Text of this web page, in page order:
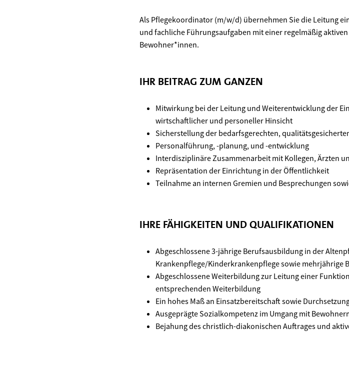
Als Pflegekoordinator (m/w/d) übernehmen Sie die Leitung
und fachliche Führungsaufgaben mit einer regelmäßig
Bewohner*innen.
IHR BEITRAG ZUM GANZEN
Mitwirkung bei der Leitung und Weiterentwicklung der
wirtschaftlicher und personeller Hinsicht
Sicherstellung der bedarfsgerechten,
Personalführung, -planung, und -entwicklung
Interdisziplinäre Zusammenarbeit mit Kollegen, Ärzten
Repräsentation der Einrichtung in der Öffentlichkeit
Teilnahme an internen Gremien und Besprechungen
IHRE FÄHIGKEITEN UND QUALIFIKATIONEN
Abgeschlossene 3-jährige Berufsausbildung in der
Krankenpflege/Kinderkrankenpflege sowie mehrjährige
Abgeschlossene Weiterbildung zur Leitung einer
entsprechenden Weiterbildung
Ein hohes Maß an Einsatzbereitschaft sowie
Ausgeprägte Sozialkompetenz im Umgang mit
Bejahung des christlich-diakonischen Auftrages und